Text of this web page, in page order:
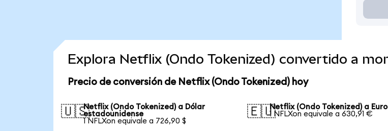
Explora Netflix (Ondo Tokenized) convertido a
Precio de conversión de Netflix (Ondo Tokenized) hoy
🇺🇸Netflix (Ondo Tokenized) a Dólar
estadounidense
1 NFLXon equivale a 726,90 $
🇪🇺Netflix (Ondo Tokenized) a Euro
1 NFLXon equivale a 630,91 €